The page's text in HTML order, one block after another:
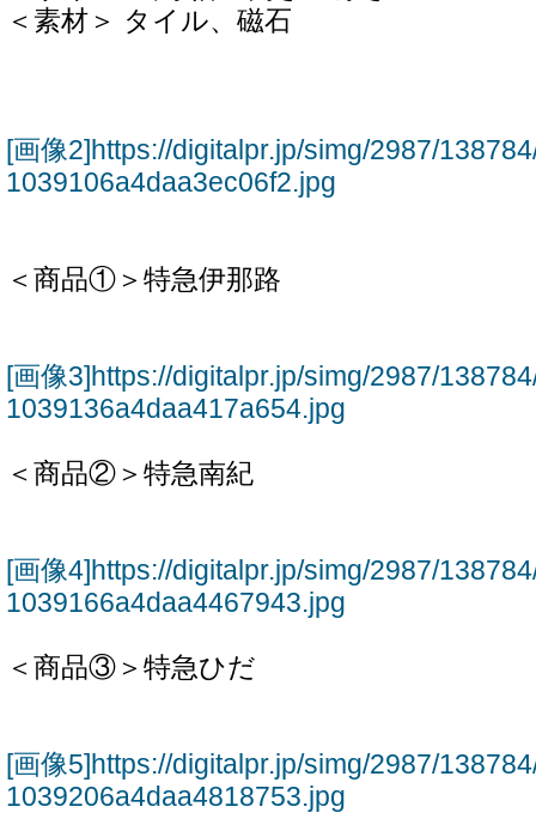
＜素材＞ タイル、磁石
[画像2]https://digitalpr.jp/simg/2987/
1039106a4daa3ec06f2.jpg
＜商品①＞特急伊那路
[画像3]https://digitalpr.jp/simg/2987/
1039136a4daa417a654.jpg
＜商品②＞特急南紀
[画像4]https://digitalpr.jp/simg/2987/
1039166a4daa4467943.jpg
＜商品③＞特急ひだ
[画像5]https://digitalpr.jp/simg/2987/
1039206a4daa4818753.jpg